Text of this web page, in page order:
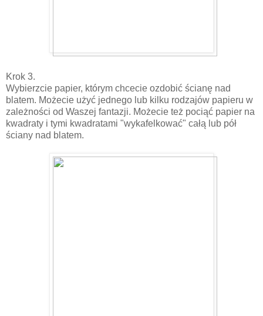
Krok 3.
Wybierzcie papier, którym chcecie ozdobić ścianę nad
blatem. Możecie użyć jednego lub kilku rodzajów papieru w
zależności od Waszej fantazji. Możecie też pociąć papier na
kwadraty i tymi kwadratami "wykafelkować" całą lub pół
ściany nad blatem.